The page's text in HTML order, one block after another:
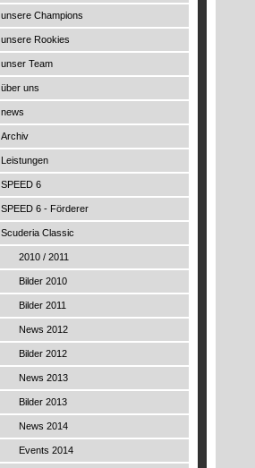
unsere Champions
unsere Rookies
unser Team
über uns
news
Archiv
Leistungen
SPEED 6
SPEED 6 - Förderer
Scuderia Classic
2010 / 2011
Bilder 2010
Bilder 2011
News 2012
Bilder 2012
News 2013
Bilder 2013
News 2014
Events 2014